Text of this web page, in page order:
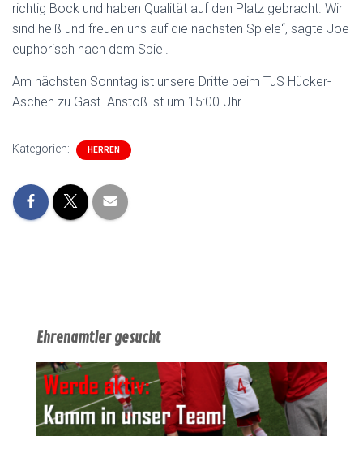
richtig Bock und haben Qualität auf den Platz gebracht. Wir
sind heiß und freuen uns auf die nächsten Spiele“, sagte Joe
euphorisch nach dem Spiel.
Am nächsten Sonntag ist unsere Dritte beim TuS Hücker-
Aschen zu Gast. Anstoß ist um 15:00 Uhr.
Kategorien: HERREN
Ehrenamtler gesucht